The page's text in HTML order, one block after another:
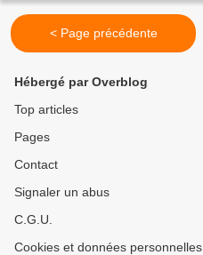
< Page précédente
Hébergé par Overblog
Top articles
Pages
Contact
Signaler un abus
C.G.U.
Cookies et données personnelles